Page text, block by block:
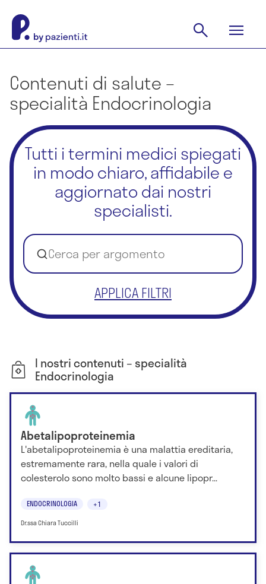
Contenuti di salute –
specialità Endocrinologia
Tutti i termini medici spiegati
in modo chiaro, affidabile e
aggiornato dai nostri
specialisti.
APPLICA FILTRI
I nostri contenuti – specialità
Endocrinologia
Abetalipoproteinemia
L'abetalipoproteinemia è una malattia ereditaria,
estremamente rara, nella quale i valori di
colesterolo sono molto bassi e alcune lipopr...
ENDOCRINOLOGIA +1
Dr.ssa Chiara Tuccilli